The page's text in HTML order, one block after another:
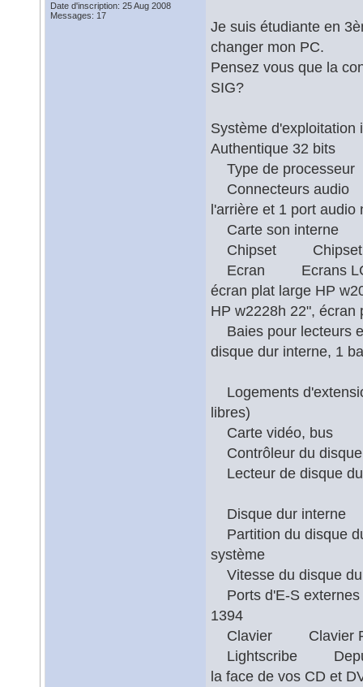
Date d'inscription: 25 Aug 2008
Messages: 17
Je suis étudiante en
changer mon PC.
Pensez vous que la
SIG?
Système
Authentique 32 bits
Type de
Connecteurs audio
l'arrière et 1 port
Carte son interne
Chipset Chipset
Ecran Ecrans LCD
écran plat large HP
HP w2228h 22",
Baies pour lecteurs
disque dur interne, 1
Logements
libres)
Carte vidéo, bus
Contrôleur du
Lecteur de disque
Disque dur
Partition du disque
système
Vitesse du
Ports d'E-S
1394
Clavier Clavier
Lightscribe Depuis
la face de vos CD et